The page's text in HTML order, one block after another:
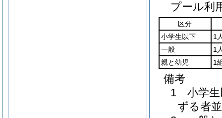
プール利
区分
小学生以下
1
一般
1
親と幼児
1
備考
1 小学生
ずる者